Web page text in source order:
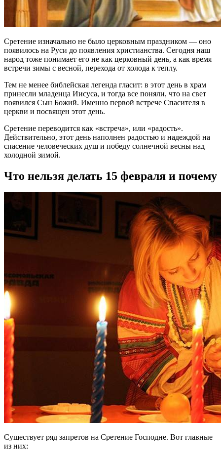
Сретение изначально не было церковным праздником — оно
появилось на Руси до появления христианства. Сегодня наш
народ тоже понимает его не как церковный день, а как время
встречи зимы с весной, перехода от холода к теплу.
Тем не менее библейская легенда гласит: в этот день в храм
принесли младенца Иисуса, и тогда все поняли, что на свет
появился Сын Божий. Именно первой встрече Спасителя в
церкви и посвящен этот день.
Сретение переводится как «встреча», или «радость».
Действительно, этот день наполнен радостью и надеждой на
спасение человеческих душ и победу солнечной весны над
холодной зимой.
Что нельзя делать 15 февраля и почему
Существует ряд запретов на Сретение Господне. Вот главные
из них: